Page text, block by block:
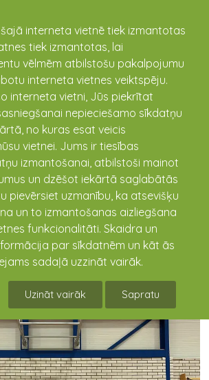
interneta vietnē tiek izmantotas
tiek izmantotas, lai
vēlmēm atbilstošu pakalpojumu
interneta vietnes veiktspēju.
interneta vietni, Jūs piekrītat
nepieciešamo sīkdatņu
no kuras esat veicis
vietnei. Jums ir tiesības
izmantošanai, atbilstoši mainot
un dzēšot iekārtā saglabātās
pievērsiet uzmanību, ka atsevišķu
un to izmantošanas aizliegšana
funkcionalitāti. Skaidra un
par sīkdatnēm un kāt ās
sadaļā uzzināt vairāk.
Uzināt vairāk Sapratu
norisinājās "Cēres kausa -
posms.
Cēres sporta hallē norisinājās
florbolā 1. posms. Piedalījās
Ventspils, Kandavas un Cēres.